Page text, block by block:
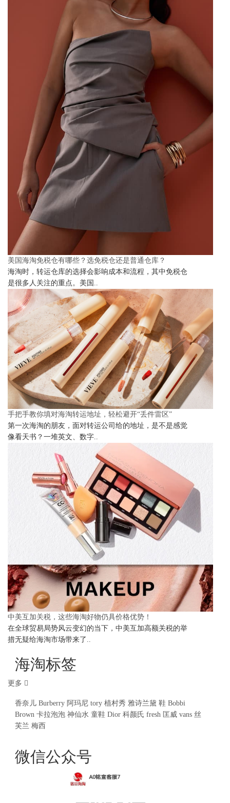
美国海淘免税仓有哪些？选免税仓还是普通仓库？
海淘时，转运仓库的选择会影响成本和流程，其中免税仓
是很多人关注的重点。美国..
手把手教你填对海淘转运地址，轻松避开“丢件雷区”
第一次海淘的朋友，面对转运公司给的地址，是不是感觉
像看天书？一堆英文、数字..
中美互加关税，这些海淘好物仍具价格优势！
在全球贸易局势风云变幻的当下，中美互加高额关税的举
措无疑给海淘市场带来了..
海淘标签
更多
香奈儿 Burberry 阿玛尼 tory 植村秀 雅诗兰黛 鞋 Bobbi
Brown 卡拉泡泡 神仙水 童鞋 Dior 科颜氏 fresh 匡威 vans 丝
芙兰 梅西
微信公众号